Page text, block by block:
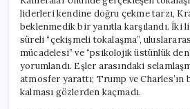
liderleri kendine doğru çekme tarzı,
beklenmedik bir yanıtla karşılandı. İki
süreli “çekişmeli tokalaşma”,
mücadelesi” ve “psikolojik üstünlük
yorumlandı. Eşler arasındaki
atmosfer yarattı; Trump ve
kalması gözlerden kaçmadı.